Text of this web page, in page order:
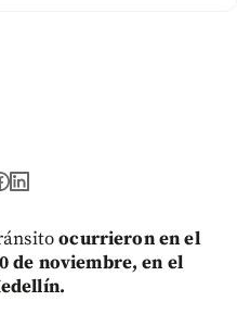
ocurrieron en el
de noviembre, en el